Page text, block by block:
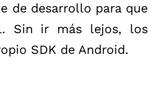
de desarrollo para que
Sin ir más lejos, los
SDK de Android.